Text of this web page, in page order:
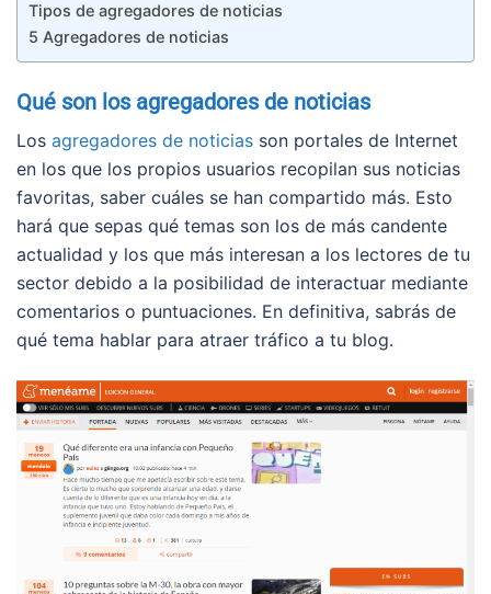
Tipos de agregadores de noticias
5 Agregadores de noticias
Qué son los agregadores de noticias
Los agregadores de noticias son portales de Internet
en los que los propios usuarios recopilan sus noticias
favoritas, saber cuáles se han compartido más. Esto
hará que sepas qué temas son los de más candente
actualidad y los que más interesan a los lectores de tu
sector debido a la posibilidad de interactuar mediante
comentarios o puntuaciones. En definitiva, sabrás de
qué tema hablar para atraer tráfico a tu blog.